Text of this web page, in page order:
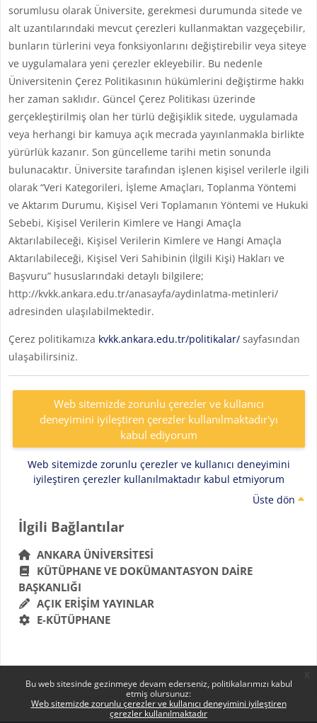
Bu web sitesinde gezinmeye devam ederseniz, politikalarımızı kabul
etmiş olursunuz:
Web sitemizde zorunlu çerezler ve kullanıcı deneyimini iyileştiren
çerezler kullanılmaktadır
sorumlusu olarak Üniversite, gerekmesi durumunda sitede ve
alt uzantılarındaki mevcut çerezleri kullanmaktan vazgeçebilir,
bunların türlerini veya fonksiyonlarını değiştirebilir veya siteye
ve uygulamalara yeni çerezler ekleyebilir. Bu nedenle
Üniversitenin Çerez Politikasının hükümlerini değiştirme hakkı
her zaman saklıdır. Güncel Çerez Politikası üzerinde
gerçekleştirilmiş olan her türlü değişiklik sitede, uygulamada
veya herhangi bir kamuya açık mecrada yayınlanmakla birlikte
yürürlük kazanır. Son güncelleme tarihi metin sonunda
bulunacaktır. Üniversite tarafından işlenen kişisel verilerle ilgili
olarak “Veri Kategorileri, İşleme Amaçları, Toplanma Yöntemi
ve Aktarım Durumu, Kişisel Veri Toplamanın Yöntemi ve Hukuki
Sebebi, Kişisel Verilerin Kimlere ve Hangi Amaçla
Aktarılabileceği, Kişisel Verilerin Kimlere ve Hangi Amaçla
Aktarılabileceği, Kişisel Veri Sahibinin (İlgili Kişi) Hakları ve
Başvuru” hususlarındaki detaylı bilgilere;
http://kvkk.ankara.edu.tr/anasayfa/aydinlatma-metinleri/
adresinden ulaşılabilmektedir.
Çerez politikamıza kvkk.ankara.edu.tr/politikalar/sayfasından
ulaşabilirsiniz.
Web sitemizde zorunlu çerezler ve kullanıcı
deneyimini iyileştiren çerezler kullanılmaktadır'yı
kabul ediyorum
Web sitemizde zorunlu çerezler ve kullanıcı deneyimini
iyileştiren çerezler kullanılmaktadır kabul etmiyorum
Üste dön
Bloklar
İlgili Bağlantılar 'yı atla
İlgili Bağlantılar
ANKARA ÜNIVERSITESI
KÜTÜPHANE VE DOKÜMANTASYON DAIRE
BAŞKANLIĞI
AÇIK ERIŞIM YAYINLAR
E-KÜTÜPHANE